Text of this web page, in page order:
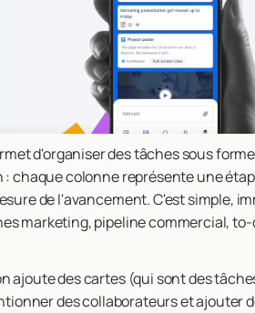
d'organiser des tâches sous
chaque colonne représente une
de l'avancement. C'est simple,
marketing, pipeline commercial,
ajoute des cartes (qui sont des
des collaborateurs et ajouter